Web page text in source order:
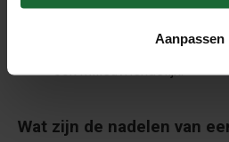
Aanpassen
materiaal - wanneer je
Wat zijn de nadelen van